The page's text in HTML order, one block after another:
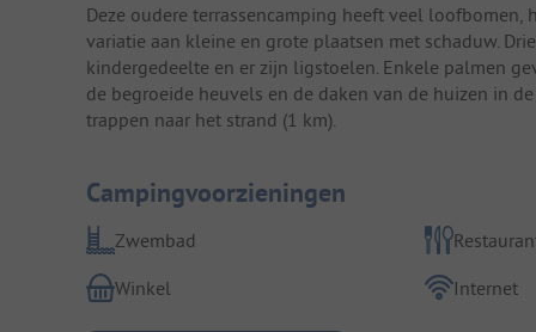
Deze oudere terrassencamping heeft veel loofbomen,
variatie aan kleine en grote plaatsen met schaduw.
kindergedeelte en er zijn ligstoelen. Enkele palmen
de begroeide heuvels en de daken van de huizen in
trappen naar het strand (1 km).
Campingvoorzieningen
Zwembad
Winkel
Internet